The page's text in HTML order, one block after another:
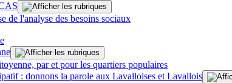
de l'analyse des besoins sociaux
par et pour les quartiers populaires
: donnons la parole aux Lavalloises et Lavallois